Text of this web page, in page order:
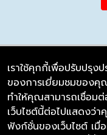
บริษัท ซิมลิงค์ จำกัด
98/226 Bangrakyai-
Bangyai, Nonthaburi
เราใช้คุกกี้เพื่อปรับปรุง
ของการเยี่ยมชมของคุ
ทำให้คุณสามารถเชื่อม
เว็บไซต์นี้ต่อไปแสดงว่
ฟังก์ชั่นของเว็บไซต์ เมื่